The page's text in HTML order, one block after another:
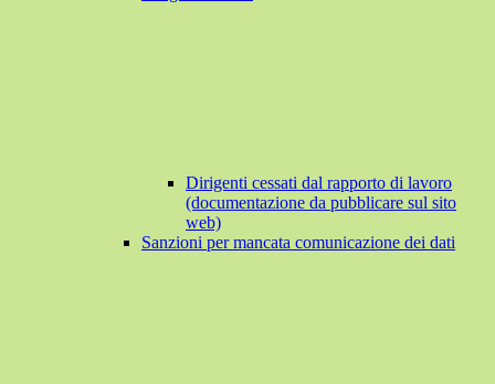
Dirigenti cessati dal rapporto di lavoro
(documentazione da pubblicare sul sito
web)
Sanzioni per mancata comunicazione dei dati